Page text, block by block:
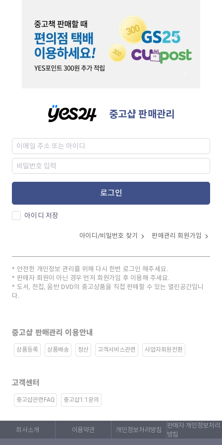
중고샵 판매관리
로그인
아이디 저장
아이디/비밀번호 찾기 판매관리 회원가입
안전한 개인정보 관리를 위해 다시 한번 로그인 해주세요.
판매자 회원이 아닌 경우 먼저 회원가입 후 이용해 주세요.
도서, 전집, 음반 DVD의 중고상품을 직접 판매할 수 있는 열린공간입니
다.
중고샵 판매관리 이용안내
상품등록 상품배송 정산 고객서비스관련 사업자회원전환
고객센터
중고샵관련FAQ 중고샵1:1문의
회사소개 이용약관 개인정보처리방침
판매자 개인정보처리
방침